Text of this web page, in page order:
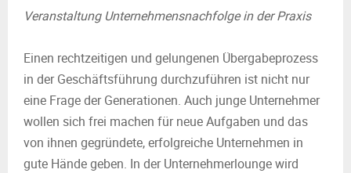
Veranstaltung Unternehmensnachfolge in der Praxis
Einen rechtzeitigen und gelungenen Übergabeprozess
in der Geschäftsführung durchzuführen ist nicht nur
eine Frage der Generationen. Auch junge Unternehmer
wollen sich frei machen für neue Aufgaben und das
von ihnen gegründete, erfolgreiche Unternehmen in
gute Hände geben. In der Unternehmerlounge wird